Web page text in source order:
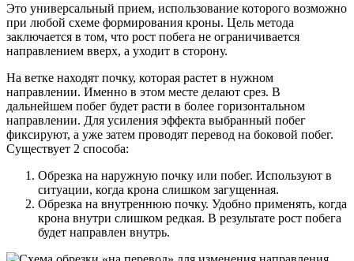
Это универсальный прием, использование которого возможно
при любой схеме формирования кроны. Цель метода
заключается в том, что рост побега не ограничивается
направлением вверх, а уходит в сторону.
На ветке находят почку, которая растет в нужном
направлении. Именно в этом месте делают срез. В
дальнейшем побег будет расти в более горизонтальном
направлении. Для усиления эффекта выбранный побег
фиксируют, а уже затем проводят перевод на боковой побег.
Существует 2 способа:
Обрезка на наружную почку или побег. Используют в
ситуации, когда крона слишком загущенная.
Обрезка на внутреннюю почку. Удобно применять, когда
крона внутри слишком редкая. В результате рост побега
будет направлен внутрь.